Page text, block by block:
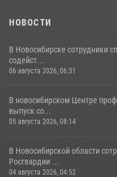
НОВОСТИ
В Новосибирске сотрудники
содейст...
06 августа 2026, 06:31
В новосибирском Центре
выпуск со...
05 августа 2026, 08:14
В Новосибирской области
Росгвардии ...
04 августа 2026, 04:52